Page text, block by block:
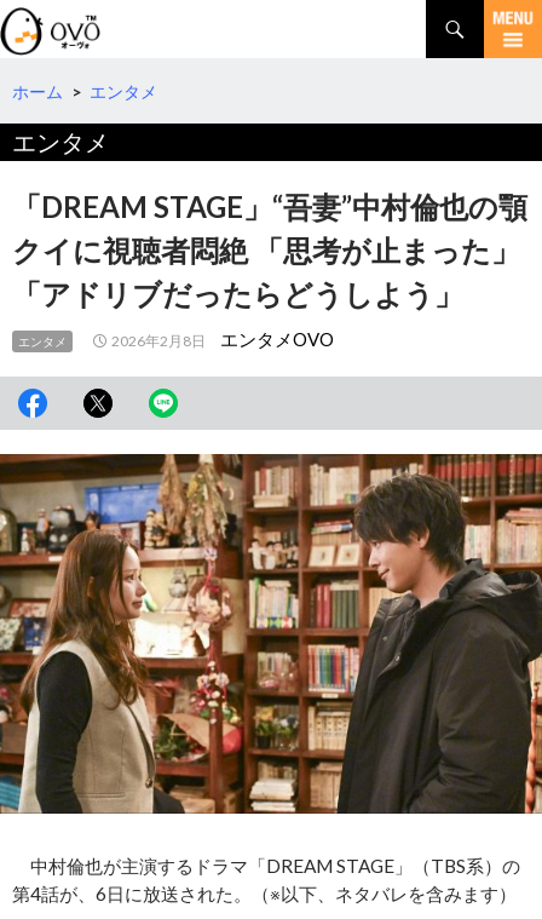
検
索
コ
テ
へ
ホーム > エンタメ
エンタメ
「DREAM STAGE」“吾妻”中村倫也の顎
クイに視聴者悶絶 「思考が止まった」
「アドリブだったらどうしよう」
エンタメ 2026年2月8日 エンタメOVO
中村倫也が主演するドラマ「DREAM STAGE」（TBS系）の
第4話が、6日に放送された。（※以下、ネタバレを含みます）